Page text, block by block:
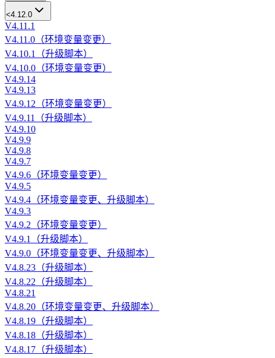
<4.12.0
V4.11.1
V4.11.0（环境变量变更）
V4.10.1（升级脚本）
V4.10.0（环境变量变更）
V4.9.14
V4.9.13
V4.9.12（环境变量变更）
V4.9.11（升级脚本）
V4.9.10
V4.9.9
V4.9.8
V4.9.7
V4.9.6（环境变量变更）
V4.9.5
V4.9.4（环境变量变更、升级脚本）
V4.9.3
V4.9.2（环境变量变更）
V4.9.1（升级脚本）
V4.9.0（环境变量变更、升级脚本）
V4.8.23（升级脚本）
V4.8.22（升级脚本）
V4.8.21
V4.8.20（环境变量变更、升级脚本）
V4.8.19（升级脚本）
V4.8.18（升级脚本）
V4.8.17（升级脚本）